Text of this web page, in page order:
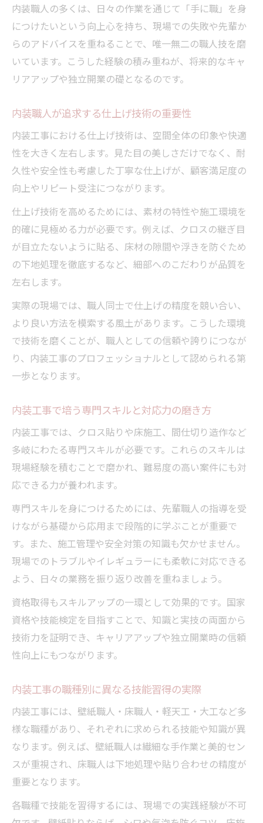
内装工事の実務経験が資格取得を後押し
内装工事職で資格を活かす働き方のコツ
職業分類で有利になる内装工事の資格選び
内装工事職で年収をアップする方法とは
略
年収の高い内装工事職人になるための条件
床職人や多能工で収入を伸ばすスキル習得
法
仕事がない時期の乗り切り方と転職の考え
方
内装工事職人の求人選びで重視するポイン
ト
独立開業とキャリア構築の内装工事戦略
内装工事で独立開業を実現するための準備
内装職人が自分の事業を持つメリットとは
仕事獲得と人脈構築のコツを内装工事で学
ぶ
職業欄に内装業と記載する際の注意点
方
内装職人の多くは、日々の作業を通じて「手に職」を身
につけたいという向上心を持ち、現場での失敗や先輩か
らのアドバイスを重ねることで、唯一無二の職人技を磨
いています。こうした経験の積み重ねが、将来的なキャ
リアアップや独立開業の礎となるのです。
内装職人が追求する仕上げ技術の重要性
内装工事における仕上げ技術は、空間全体の印象や快適
性を大きく左右します。見た目の美しさだけでなく、耐
久性や安全性も考慮した丁寧な仕上げが、顧客満足度の
向上やリピート受注につながります。
仕上げ技術を高めるためには、素材の特性や施工環境を
的確に見極める力が必要です。例えば、クロスの継ぎ目
が目立たないように貼る、床材の隙間や浮きを防ぐため
の下地処理を徹底するなど、細部へのこだわりが品質を
左右します。
実際の現場では、職人同士で仕上げの精度を競い合い、
より良い方法を模索する風土があります。こうした環境
で技術を磨くことが、職人としての信頼や誇りにつなが
り、内装工事のプロフェッショナルとして認められる第
一歩となります。
内装工事で培う専門スキルと対応力の磨き方
内装工事では、クロス貼りや床施工、間仕切り造作など
多岐にわたる専門スキルが必要です。これらのスキルは
現場経験を積むことで磨かれ、難易度の高い案件にも対
応できる力が養われます。
専門スキルを身につけるためには、先輩職人の指導を受
けながら基礎から応用まで段階的に学ぶことが重要で
す。また、施工管理や安全対策の知識も欠かせません。
現場でのトラブルやイレギュラーにも柔軟に対応できる
よう、日々の業務を振り返り改善を重ねましょう。
資格取得もスキルアップの一環として効果的です。国家
資格や技能検定を目指すことで、知識と実技の両面から
技術力を証明でき、キャリアアップや独立開業時の信頼
性向上にもつながります。
内装工事の職種別に異なる技能習得の実際
内装工事には、壁紙職人・床職人・軽天工・大工など多
様な職種があり、それぞれに求められる技能や知識が異
なります。例えば、壁紙職人は繊細な手作業と美的セン
スが重視され、床職人は下地処理や貼り合わせの精度が
重要となります。
各職種で技能を習得するには、現場での実践経験が不可